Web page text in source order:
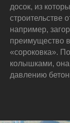
досок, из
строительстве
например,
преимущество
«сороковка».
колышками, она
давлению